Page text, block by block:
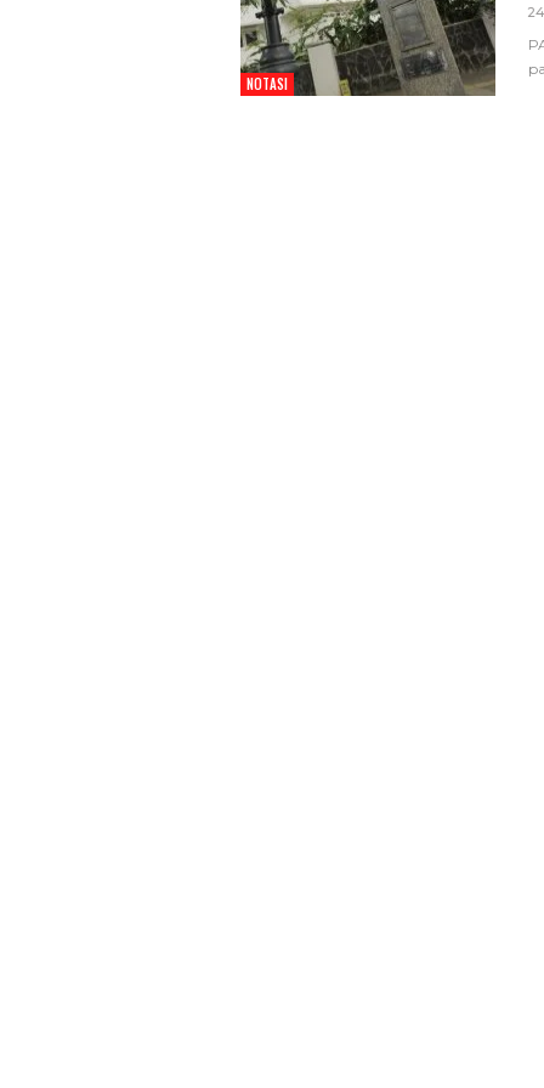
NOTASI
Pemkot Siapkan TPST
Tegalega Untuk
Briket RDF Bernilai